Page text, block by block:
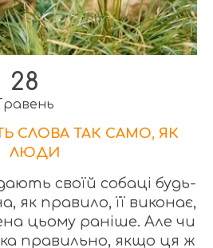
28
СЛОВА ТАК САМО, ЯК
ЛЮДИ
своїй собаці будь-
як правило, її виконає,
цьому раніше. Але чи
правильно, якщо ця ж